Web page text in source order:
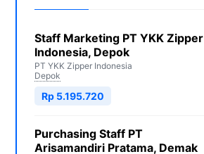
Staff Marketing PT YKK Zipper
Indonesia, Depok
PT YKK Zipper Indonesia
Depok
Rp 5.195.720
Purchasing Staff PT
Arisamandiri Pratama, Demak